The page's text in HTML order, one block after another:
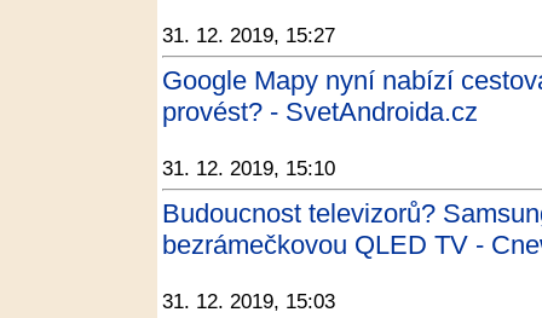
31. 12. 2019, 15:27
Google Mapy nyní nabízí
provést? - SvetAndroida.cz
31. 12. 2019, 15:10
Budoucnost televizorů?
bezrámečkovou QLED TV -
31. 12. 2019, 15:03